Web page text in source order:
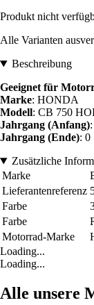
Produkt nicht
Alle Varianten
Beschreibung
Geeignet für
Marke: HONDA
Modell: CB 750
Jahrgang (Anfang)
Jahrgang (Ende): 0
Zusätzliche
Marke
Lieferantenreferenz
Farbe
Farbe
Motorrad-Marke
Loading...
Loading...
Alle unsere